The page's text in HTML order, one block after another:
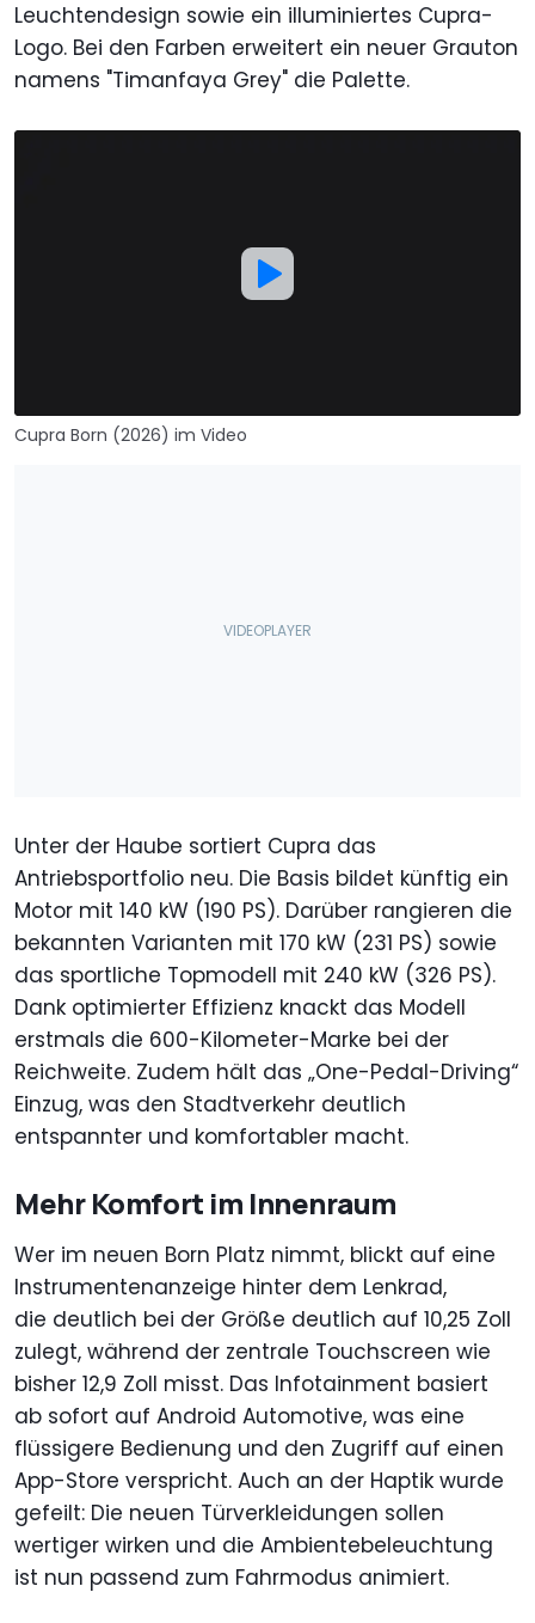
Leuchtendesign sowie ein illuminiertes Cupra-
Logo. Bei den Farben erweitert ein neuer Grauton
namens "Timanfaya Grey" die Palette.
Cupra Born (2026) im Video
Unter der Haube sortiert Cupra das
Antriebsportfolio neu. Die Basis bildet künftig ein
Motor mit 140 kW (190 PS). Darüber rangieren die
bekannten Varianten mit 170 kW (231 PS) sowie
das sportliche Topmodell mit 240 kW (326 PS).
Dank optimierter Effizienz knackt das Modell
erstmals die 600-Kilometer-Marke bei der
Reichweite. Zudem hält das „One-Pedal-Driving“
Einzug, was den Stadtverkehr deutlich
entspannter und komfortabler macht.
Mehr Komfort im Innenraum
Wer im neuen Born Platz nimmt, blickt auf eine
Instrumentenanzeige hinter dem Lenkrad,
die deutlich bei der Größe deutlich auf 10,25 Zoll
zulegt, während der zentrale Touchscreen wie
bisher 12,9 Zoll misst. Das Infotainment basiert
ab sofort auf Android Automotive, was eine
flüssigere Bedienung und den Zugriff auf einen
App-Store verspricht. Auch an der Haptik wurde
gefeilt: Die neuen Türverkleidungen sollen
wertiger wirken und die Ambientebeleuchtung
ist nun passend zum Fahrmodus animiert.